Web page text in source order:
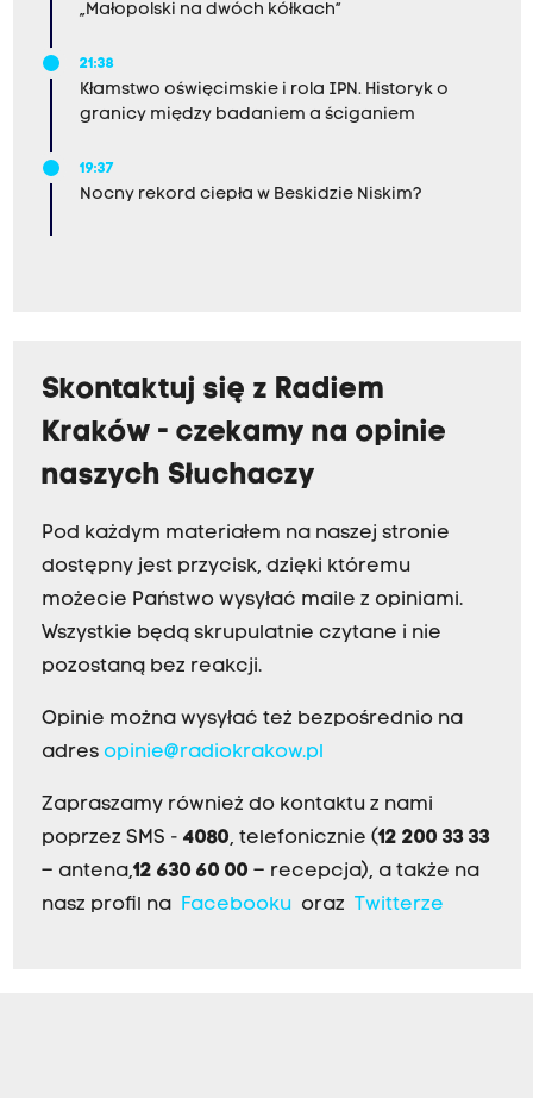
„Małopolski na dwóch kółkach”
21:38
Kłamstwo oświęcimskie i rola IPN. Historyk o
granicy między badaniem a ściganiem
19:37
Nocny rekord ciepła w Beskidzie Niskim?
Skontaktuj się z Radiem
Kraków - czekamy na opinie
naszych Słuchaczy
Pod każdym materiałem na naszej stronie
dostępny jest przycisk, dzięki któremu
możecie Państwo wysyłać maile z opiniami.
Wszystkie będą skrupulatnie czytane i nie
pozostaną bez reakcji.
Opinie można wysyłać też bezpośrednio na
adres opinie@radiokrakow.pl
Zapraszamy również do kontaktu z nami
poprzez SMS - 4080, telefonicznie (12 200 33 33
– antena,12 630 60 00 – recepcja), a także na
nasz profil na Facebookuoraz Twitterze